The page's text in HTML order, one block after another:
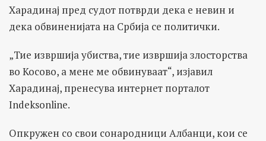
Харадинај пред судот потврди дека е невин и
дека обвиненијата на Србија се политички.
„Тие извршија убиства, тие извршија злосторства
во Косово, а мене ме обвинуваат“, изјавил
Харадинај, пренесува интернет порталот
Indeksonline.
Опкружен со свои сонародници Албанци, кои се